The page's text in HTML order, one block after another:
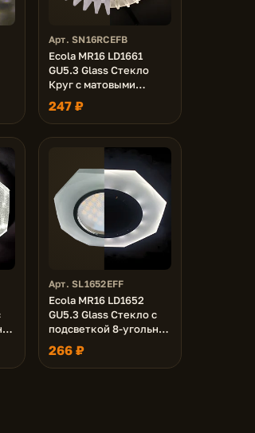
Арт. SN16RCEFB
Ecola MR16 LD1661
GU5.3 Glass Стекло
Круг с матовыми
стразами Гребенка с
подсветкой/фон мат./
центр.часть хром
42x95
247 ₽
Арт. SL1652EFF
Ecola MR16 LD1652
GU5.3 Glass Стекло с
подсветкой 8-угольник
с прямыми гранями
Матовый / Хром 25x90
(кd74)
266 ₽